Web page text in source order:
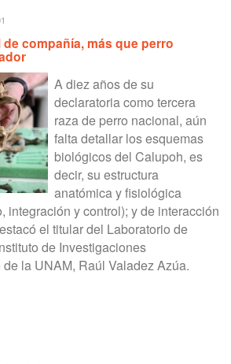
compañía, más que perro
A diez años de su
declaratoria como tercera
raza de perro nacional, aún
falta detallar los esquemas
biológicos del Calupoh, es
decir, su estructura
anatómica y fisiológica
integración y control); y de interacción
el titular del Laboratorio de
de Investigaciones
la UNAM, Raúl Valadez Azúa.